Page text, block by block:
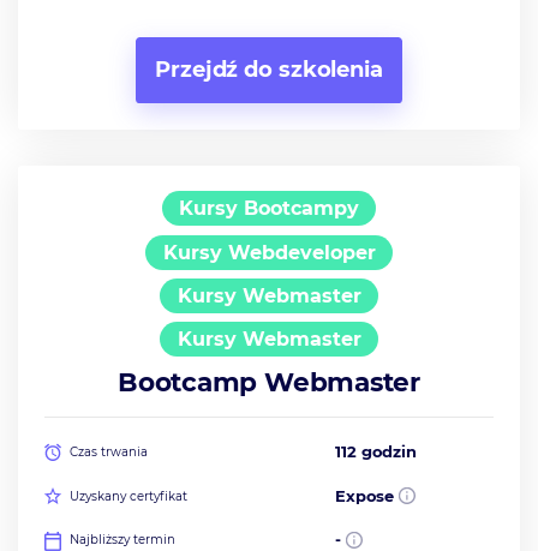
Przejdź do szkolenia
Kursy Bootcampy
Kursy Webdeveloper
Kursy Webmaster
Kursy Webmaster
Bootcamp Webmaster
Czas trwania 112 godzin
Uzyskany certyfikat Expose
Najbliższy termin -